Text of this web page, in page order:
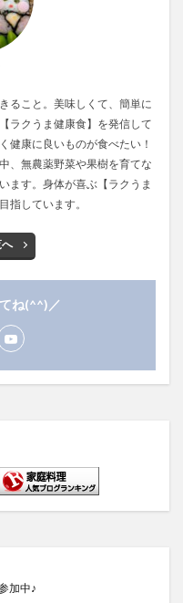
ること。美味しくて、簡単に
ラクうま健康食】を発信して
健康に良いものが食べたい！
、無農薬野菜や果樹を育てな
ます。身体が喜ぶ【ラクうま
指しています。
ね(^^)／
加中♪